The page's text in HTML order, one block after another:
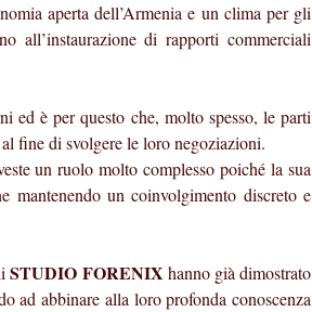
aperta dell’Armenia e un clima per gli
all’instaurazione di rapporti commerciali
ed è per questo che, molto spesso, le parti
fine di svolgere le loro negoziazioni.
un ruolo molto complesso poiché la sua
mantenendo un coinvolgimento discreto e
STUDIO FORENIX hanno già dimostrato
ad abbinare alla loro profonda conoscenza